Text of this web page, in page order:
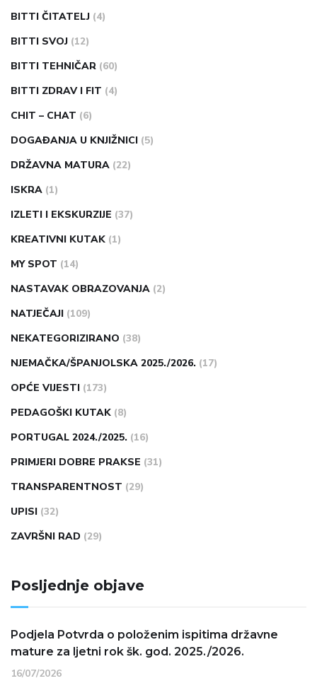
BITTI ČITATELJ (4)
BITTI SVOJ (12)
BITTI TEHNIČAR (60)
BITTI ZDRAV I FIT (4)
CHIT – CHAT (6)
DOGAĐANJA U KNJIŽNICI (5)
DRŽAVNA MATURA (22)
ISKRA (1)
IZLETI I EKSKURZIJE (37)
KREATIVNI KUTAK (1)
MY SPOT (14)
NASTAVAK OBRAZOVANJA (2)
NATJEČAJI (109)
NEKATEGORIZIRANO (38)
NJEMAČKA/ŠPANJOLSKA 2025./2026. (17)
OPĆE VIJESTI (173)
PEDAGOŠKI KUTAK (8)
PORTUGAL 2024./2025. (16)
PRIMJERI DOBRE PRAKSE (31)
TRANSPARENTNOST (29)
UPISI (32)
ZAVRŠNI RAD (29)
Posljednje objave
Podjela Potvrda o položenim ispitima državne
mature za ljetni rok šk. god. 2025./2026.
16/07/2026